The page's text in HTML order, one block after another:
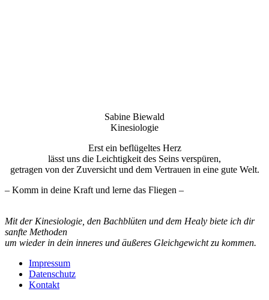
Sabine Biewald
Kinesiologie
Erst ein beflügeltes Herz
lässt uns die Leichtigkeit des Seins verspüren,
getragen von der Zuversicht und dem Vertrauen in eine gute Welt.
– Komm in deine Kraft und lerne das Fliegen –
Mit der Kinesiologie, den Bachblüten und dem Healy biete ich dir
sanfte Methoden
um wieder in dein inneres und äußeres Gleichgewicht zu kommen.
Impressum
Datenschutz
Kontakt